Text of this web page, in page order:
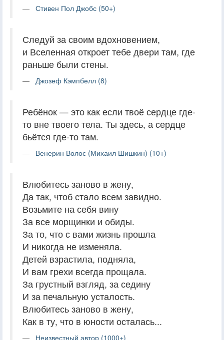
Стивен Пол Джобс (50+)
Следуй за своим вдохновением,
и Вселенная откроет тебе двери там, где
раньше были стены.
Джозеф Кэмпбелл (8)
Ребёнок — это как если твоё сердце где-
то вне твоего тела. Ты здесь, а сердце
бьётся где-то там.
Венерин Волос (Михаил Шишкин) (10+)
Влюбитесь заново в жену,
Да так, чтоб стало всем завидно.
Возьмите на себя вину
За все морщинки и обиды.
За то, что с вами жизнь прошла
И никогда не изменяла.
Детей взрастила, подняла,
И вам грехи всегда прощала.
За грустный взгляд, за седину
И за печальную усталость.
Влюбитесь заново в жену,
Как в ту, что в юности осталась...
Неизвестный автор (1000+)